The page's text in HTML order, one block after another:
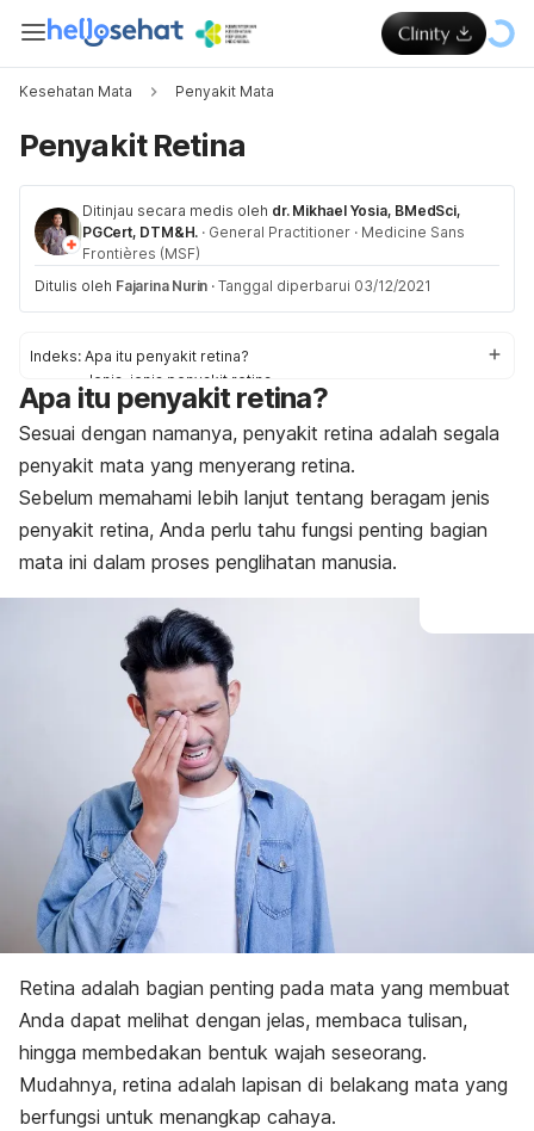
Kesehatan Mata Penyakit Mata
Penyakit Retina
Ditinjau secara medis oleh dr. Mikhael Yosia, BMedSci,
PGCert, DTM&H. · General Practitioner · Medicine Sans
Frontières (MSF)
Ditulis oleh Fajarina Nurin · Tanggal diperbarui 03/12/2021
Indeks: Apa itu penyakit retina?
Jenis-jenis penyakit retina
Gejala penyakit retina
Faktor-faktor risiko penyakit retina
Pengobatan penyakit retina
Apa itu penyakit retina?
Sesuai dengan namanya, penyakit retina adalah segala
penyakit mata yang menyerang retina.
Sebelum memahami lebih lanjut tentang beragam jenis
penyakit retina, Anda perlu tahu fungsi penting bagian
mata ini dalam proses penglihatan manusia.
Retina adalah bagian penting pada mata yang membuat
Anda dapat melihat dengan jelas, membaca tulisan,
hingga membedakan bentuk wajah seseorang.
Mudahnya, retina adalah lapisan di belakang mata yang
berfungsi untuk menangkap cahaya.